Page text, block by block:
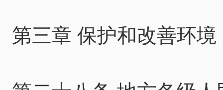
第三章 保护和改善环境